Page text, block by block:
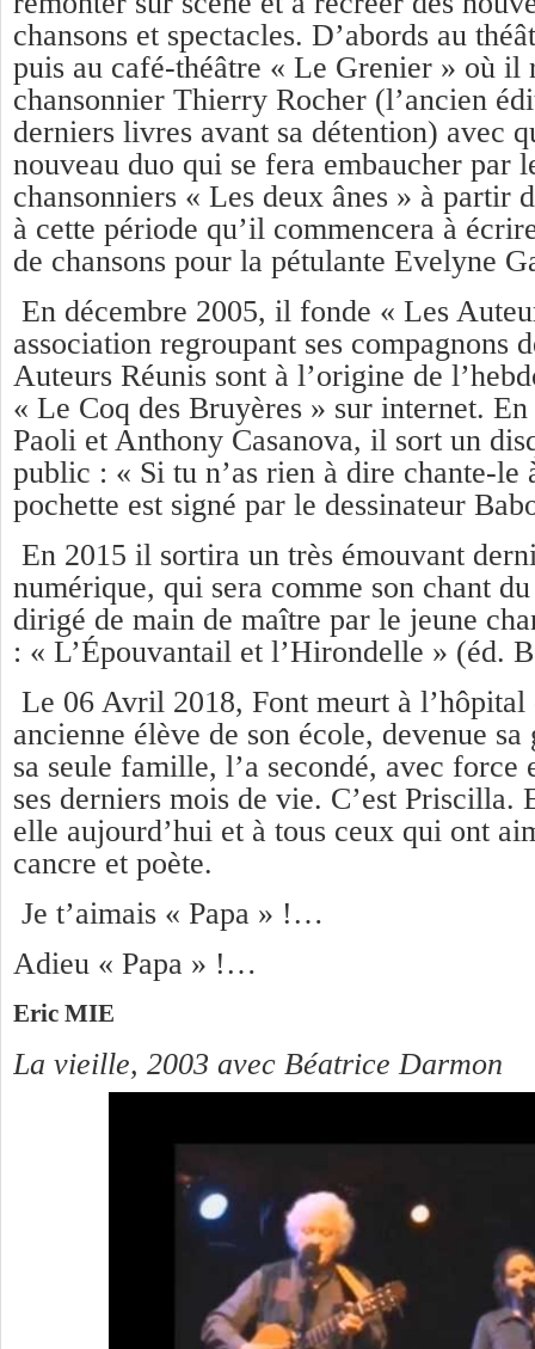
chansons et spectacles. D’abords au
puis au café-théâtre « Le Grenier » où il
chansonnier Thierry Rocher (l’ancien
derniers livres avant sa détention) avec
nouveau duo qui se fera embaucher par
chansonniers « Les deux ânes » à partir
à cette période qu’il commencera à
de chansons pour la pétulante Evelyne
En décembre 2005, il fonde « Les
association regroupant ses compagnons
Auteurs Réunis sont à l’origine de
« Le Coq des Bruyères » sur internet.
Paoli et Anthony Casanova, il sort un
public : « Si tu n’as rien à dire chante-le
pochette est signé par le dessinateur
En 2015 il sortira un très émouvant
numérique, qui sera comme son chant
dirigé de main de maître par le jeune
: « L’Épouvantail et l’Hirondelle » (éd.
Le 06 Avril 2018, Font meurt à l’hôpital
ancienne élève de son école, devenue
sa seule famille, l’a secondé, avec force
ses derniers mois de vie. C’est Priscilla.
elle aujourd’hui et à tous ceux qui ont
cancre et poète.
Je t’aimais « Papa » !…
Adieu « Papa » !…
Eric MIE
La vieille, 2003 avec Béatrice Darmon